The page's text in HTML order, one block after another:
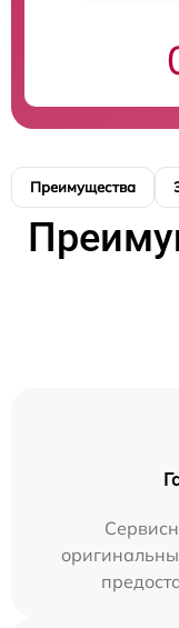
Преимущества